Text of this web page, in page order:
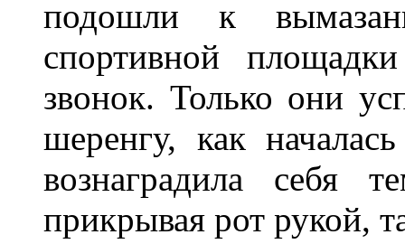
подошли к
спортивной
звонок. Только они
шеренгу, как
вознаградила себя
прикрывая рот рукой,